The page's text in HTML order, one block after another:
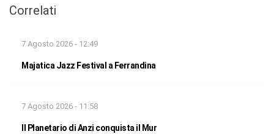
Correlati
7 Agosto 2026 - 12:49
Majatica Jazz Festival a Ferrandina
7 Agosto 2026 - 11:58
Il Planetario di Anzi conquista il Mur